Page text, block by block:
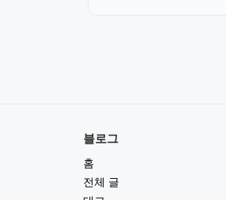
블로그
홈
전체 글